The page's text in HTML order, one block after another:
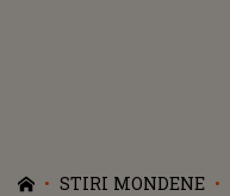
STIRI MONDENE